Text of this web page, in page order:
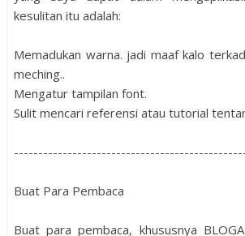
kesulitan itu adalah:
Memadukan warna. jadi maaf kalo
meching..
Mengatur tampilan font.
Sulit mencari referensi atau tutorial
Buat Para Pembaca
Buat para pembaca, khususnya